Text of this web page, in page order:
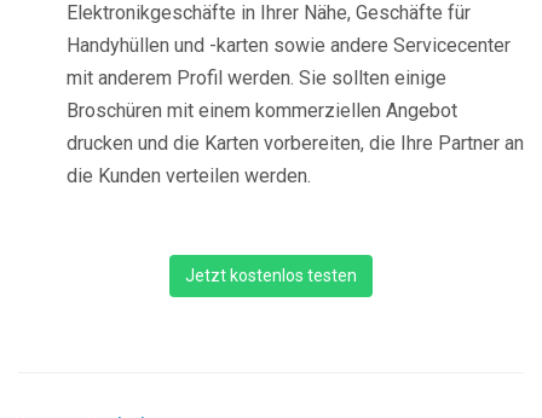
Elektronikgeschäfte in Ihrer Nähe, Geschäfte für
Handyhüllen und -karten sowie andere Servicecenter
mit anderem Profil werden. Sie sollten einige
Broschüren mit einem kommerziellen Angebot
drucken und die Karten vorbereiten, die Ihre Partner an
die Kunden verteilen werden.
Jetzt kostenlos testen